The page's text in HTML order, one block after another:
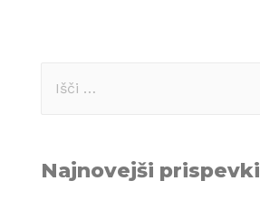
Najnovejši prispevki